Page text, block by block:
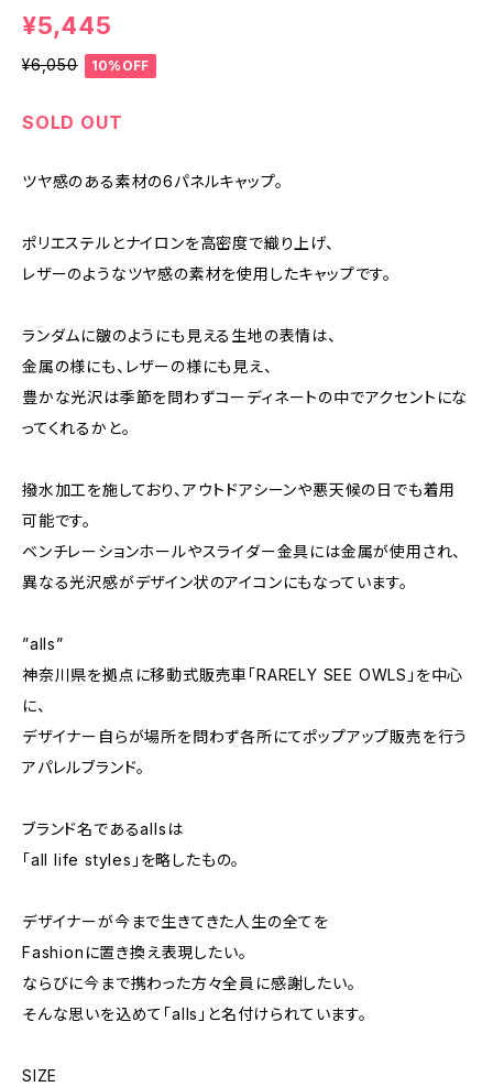
¥5,445
¥6,050 10%OFF
SOLD OUT
ツヤ感のある素材の6パネルキャップ。
ポリエステルとナイロンを高密度で織り上げ、
レザーのようなツヤ感の素材を使用したキャップです。
ランダムに皺のようにも見える生地の表情は、
金属の様にも、レザーの様にも見え、
豊かな光沢は季節を問わずコーディネートの中でアクセントにな
ってくれるかと。
撥水加工を施しており、アウトドアシーンや悪天候の日でも着用
可能です。
ベンチレーションホールやスライダー金具には金属が使用され、
異なる光沢感がデザイン状のアイコンにもなっています。
”alls”
神奈川県を拠点に移動式販売車「RARELY SEE OWLS」を中心
に、
デザイナー自らが場所を問わず各所にてポップアップ販売を行う
アパレルブランド。
ブランド名であるallsは
「all life styles」を略したもの。
デザイナーが今まで生きてきた人生の全てを
Fashionに置き換え表現したい。
ならびに今まで携わった方々全員に感謝したい。
そんな思いを込めて「alls」と名付けられています。
SIZE